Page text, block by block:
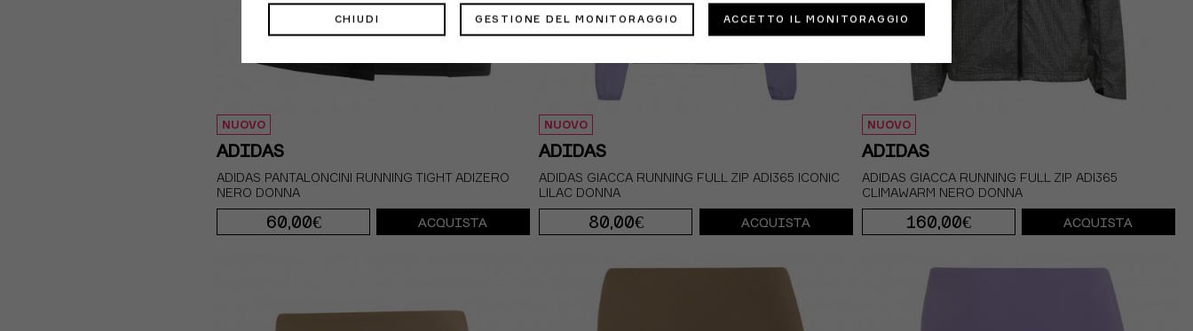
NUOVO
ADIDAS
ADIDAS PANTALONCINI RUNNING TIGHT ADIZERO
NERO DONNA
60,00€ ACQUISTA
NUOVO
ADIDAS
ADIDAS GIACCA RUNNING FULL ZIP ADI365 ICONIC
LILAC DONNA
80,00€ ACQUISTA
NUOVO
ADIDAS
ADIDAS GIACCA RUNNING FULL ZIP ADI365
CLIMAWARM NERO DONNA
160,00€ ACQUISTA
CHIUDI GESTIONE DEL MONITORAGGIO ACCETTO IL MONITORAGGIO